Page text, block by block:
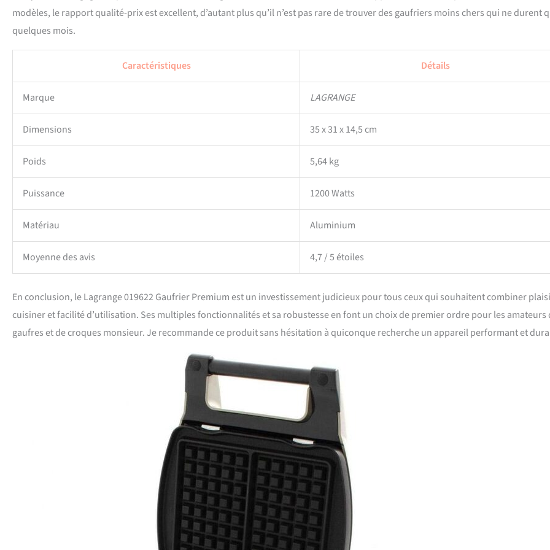
modèles, le rapport qualité-prix est excellent, d’autant plus qu’il n’est pas rare de trouver des gaufriers moins chers qui ne durent
quelques mois.
Caractéristiques Détails
Marque LAGRANGE
Dimensions 35 x 31 x 14,5 cm
Poids 5,64 kg
Puissance 1200 Watts
Matériau Aluminium
Moyenne des avis 4,7 / 5 étoiles
En conclusion, le Lagrange 019622 Gaufrier Premium est un investissement judicieux pour tous ceux qui souhaitent combiner
cuisiner et facilité d’utilisation. Ses multiples fonctionnalités et sa robustesse en font un choix de premier ordre pour les amateurs
gaufres et de croques monsieur. Je recommande ce produit sans hésitation à quiconque recherche un appareil performant et